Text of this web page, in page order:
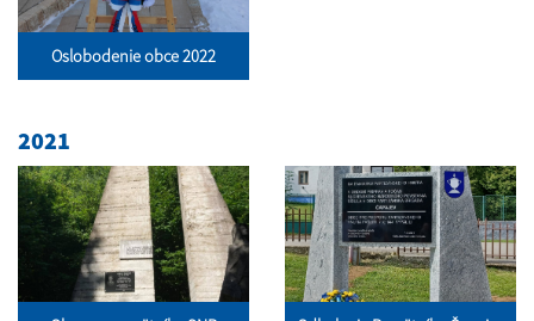
Oslobodenie obce 2022
2021